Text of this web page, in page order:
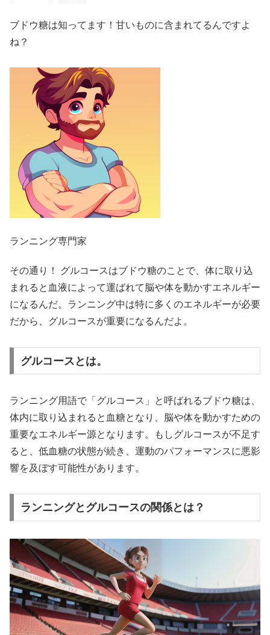
ブドウ糖は知ってます！甘いものに含まれてるんですよ
ね？
ランニング専門家
その通り！ グルコースはブドウ糖のことで、体に取り込
まれると血液によって運ばれて脳や体を動かすエネルギー
になるんだ。ランニング中は特に多くのエネルギーが必要
だから、グルコースが重要になるんだよ。
グルコースとは。
ランニング用語で「グルコース」と呼ばれるブドウ糖は、
体内に取り込まれると血糖となり、脳や体を動かすための
重要なエネルギー源となります。もしグルコースが不足す
ると、低血糖の状態が続き、運動のパフォーマンスに悪影
響を及ぼす可能性があります。
ランニングとグルコースの関係とは？